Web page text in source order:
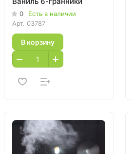
0
Есть в наличии
Арт. 03787
В корзину